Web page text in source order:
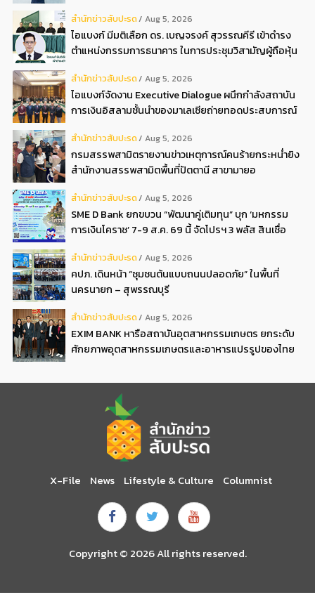
สํานักข่าวสับปะรด Aug 5, 2026
ไอแบงก์ มีมติเลือก ดร. เบญจรงค์ สุวรรณคีรี เข้าดำรง
ตำแหน่งกรรมการธนาคาร ในการประชุมวิสามัญผู้ถือหุ้น
สํานักข่าวสับปะรด Aug 5, 2026
ไอแบงก์จัดงาน Executive Dialogue ผนึกกำลังสถาบัน
การเงินอิสลามชั้นนำของมาเลเซียถ่ายทอดประสบการณ์
อิสลามแห่งอนาคต
สํานักข่าวสับปะรด Aug 5, 2026
กรมสรรพสามิตรายงานข่าวเหตุการณ์คนร้ายกระหน่ำยิง
สำนักงานสรรพสามิตพื้นที่ปัตตานี สาขามายอ
สํานักข่าวสับปะรด Aug 5, 2026
SME D Bank ยกขบวน “พัฒนาคู่เติมทุน” บุก ‘มหกรรม
การเงินโคราช’ 7-9 ส.ค. 69 นี้ จัดโปรฯ 3 พลัส สินเชื่อ
สํานักข่าวสับปะรด Aug 5, 2026
คปภ. เดินหน้า “ชุมชนต้นแบบถนนปลอดภัย” ในพื้นที่
นครนายก – สุพรรณบุรี
สํานักข่าวสับปะรด Aug 5, 2026
EXIM BANK หารือสถาบันอุตสาหกรรมเกษตร ยกระดับ
ศักยภาพอุตสาหกรรมเกษตรและอาหารแปรรูปของไทย
X-File News Lifestyle & Culture Columnist
Copyright © 2026 All rights reserved.